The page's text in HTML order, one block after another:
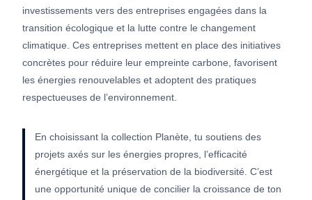
investissements vers des entreprises engagées dans la
transition écologique et la lutte contre le changement
climatique. Ces entreprises mettent en place des initiatives
concrètes pour réduire leur empreinte carbone, favorisent
les énergies renouvelables et adoptent des pratiques
respectueuses de l’environnement.
En choisissant la collection Planète, tu soutiens des
projets axés sur les énergies propres, l’efficacité
énergétique et la préservation de la biodiversité. C’est
une opportunité unique de concilier la croissance de ton